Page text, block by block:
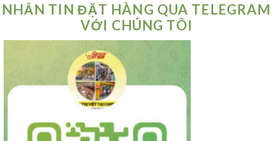
NHẮN TIN ĐẶT HÀNG QUA TELEGRAM
VỚI CHÚNG TÔI